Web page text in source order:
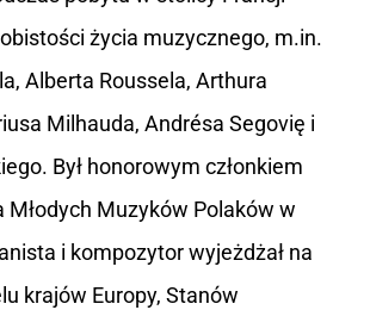
życia muzycznego, m.in.
Alberta Roussela, Arthura
Milhauda, Andrésa Segovię i
Był honorowym członkiem
Muzyków Polaków w
i kompozytor wyjeżdżał na
krajów Europy, Stanów